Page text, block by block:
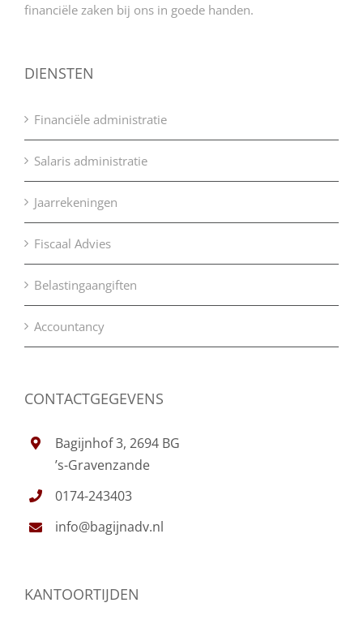
financiële zaken bij ons in goede handen.
DIENSTEN
Financiële administratie
Salaris administratie
Jaarrekeningen
Fiscaal Advies
Belastingaangiften
Accountancy
CONTACTGEGEVENS
Bagijnhof 3, 2694 BG
’s-Gravenzande
0174-243403
info@bagijnadv.nl
KANTOORTIJDEN